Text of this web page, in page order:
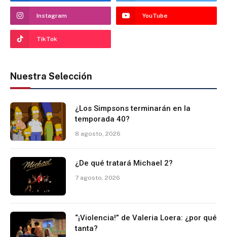
Instagram YouTube
TikTok
Nuestra Selección
¿Los Simpsons terminarán en la
temporada 40?
8 agosto, 2026
¿De qué tratará Michael 2?
7 agosto, 2026
“¡Violencia!” de Valeria Loera: ¿por qué
tanta?